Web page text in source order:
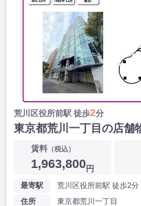
荒川区役所前駅 徒歩2分
東京都荒川一丁目の店舗
賃料 （税込）
1,963,800円
最寄駅
荒川区役所前駅 徒歩2分
住所
東京都荒川一丁目